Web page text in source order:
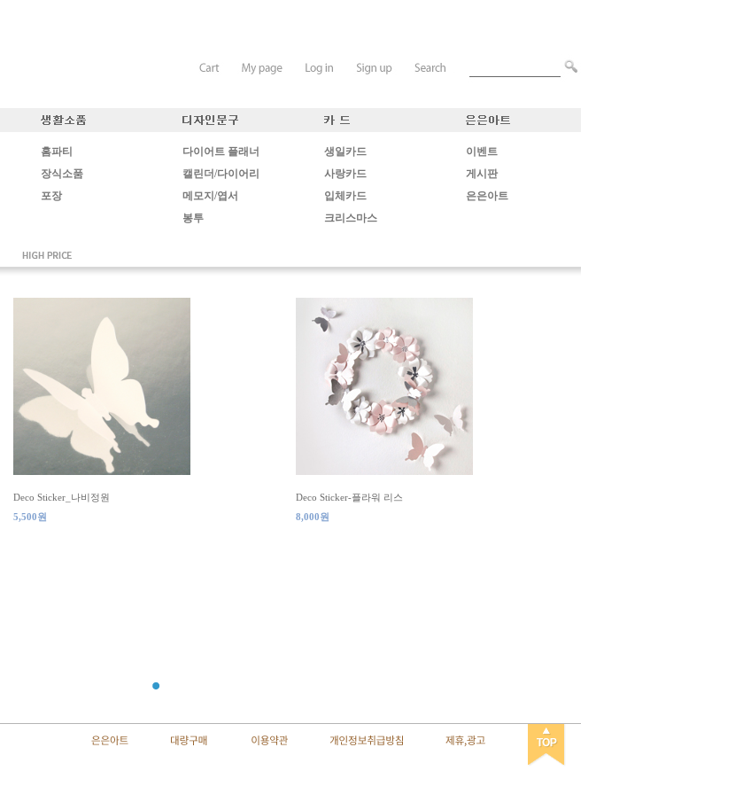
홈파티
장식소품
포장
다이어트 플래너
캘린더/다이어리
메모지/엽서
봉투
생일카드
사랑카드
입체카드
크리스마스
이벤트
게시판
은은아트
Deco Sticker_나비정원
5,500원
Deco Sticker-플라워 리스
8,000원